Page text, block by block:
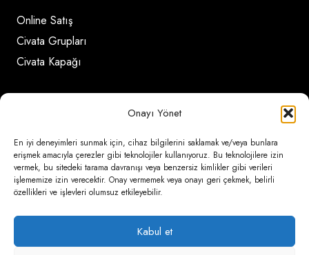
Onayı Yönet
En iyi deneyimleri sunmak için, cihaz bilgilerini saklamak ve/veya bunlara
erişmek amacıyla çerezler gibi teknolojiler kullanıyoruz. Bu teknolojilere izin
vermek, bu sitedeki tarama davranışı veya benzersiz kimlikler gibi verileri
işlememize izin verecektir. Onay vermemek veya onayı geri çekmek, belirli
özellikleri ve işlevleri olumsuz etkileyebilir.
Kabul et
Online Satış
Civata Grupları
Civata Kapağı
İletişim Detayları
Ömerli Mahallesi Risalet Sokak No:6/A (Hadımköy)
– Arnavutköy / İstanbul
0850 346 6 772